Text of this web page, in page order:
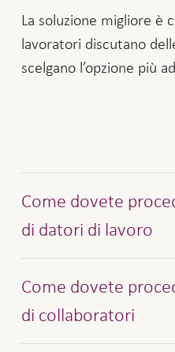
La soluzione migliore è
lavoratori discutano
scelgano l’opzione più
Come dovete
di datori di lavoro
Variante 1
dell’assicurazione
Come dovete
di collaboratori